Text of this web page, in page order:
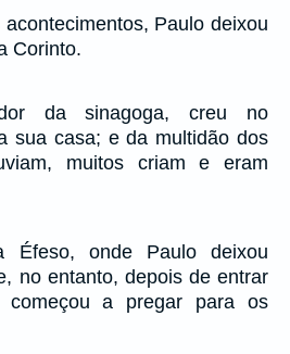
Paulo deixou
Corinto.
da sinagoga, creu no
sua casa; e da multidão dos
muitos criam e eram
Éfeso, onde Paulo deixou
no entanto, depois de entrar
começou a pregar para os